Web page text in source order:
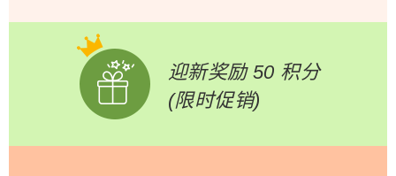
迎新奖励 50 积分
(限时促销)